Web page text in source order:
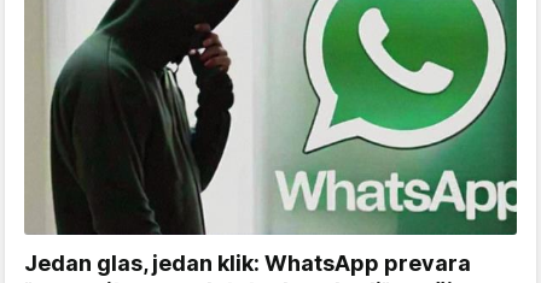
Jedan glas, jedan klik: WhatsApp prevara